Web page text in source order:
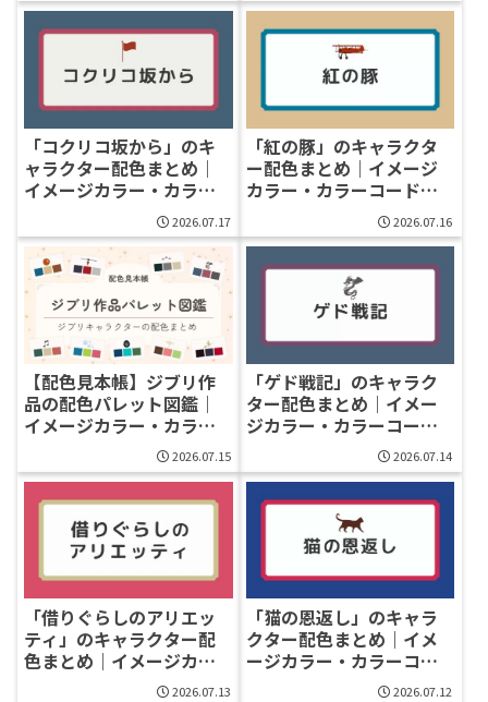
「コクリコ坂から」のキ
ャラクター配色まとめ｜
イメージカラー・カラー
2026.07.17
「紅の豚」のキャラクタ
ー配色まとめ｜イメージ
カラー・カラーコード一
2026.07.16
【配色見本帳】ジブリ作
品の配色パレット図鑑｜
イメージカラー・カラー
2026.07.15
「ゲド戦記」のキャラク
ター配色まとめ｜イメー
ジカラー・カラーコード
2026.07.14
「借りぐらしのアリエッ
ティ」のキャラクター配
色まとめ｜イメージカラ
ー・カラーコード一覧2026.07.13
「猫の恩返し」のキャラ
クター配色まとめ｜イメ
ージカラー・カラーコー
2026.07.12